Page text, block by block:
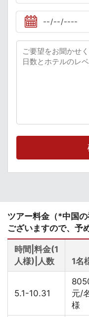
ツアー料金（*中国
ございますので、予
時間|料金(1
人様)|人数
1名
5.1-10.31
元/
様